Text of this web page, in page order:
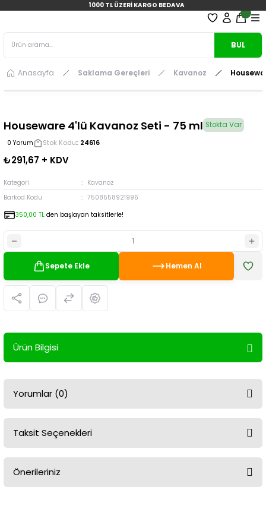
1000 TL ÜZERİ KARGO BEDAVA
BUL
Anasayfa Saklama Gereçleri Kavanoz
Houseware 4'lü Kavanoz Seti - 75 ml Stokta Var
0 Yorum Stok Kodu 24616
₺291,67 + KDV
Kategori
Kavanoz
Barkod Kodu
7508558921996
350,00 TL den başlayan taksitlerle!
Sepete Ekle Hemen Al
Ürün Bilgisi
Yorumlar (0)
Taksit Seçenekleri
Önerileriniz